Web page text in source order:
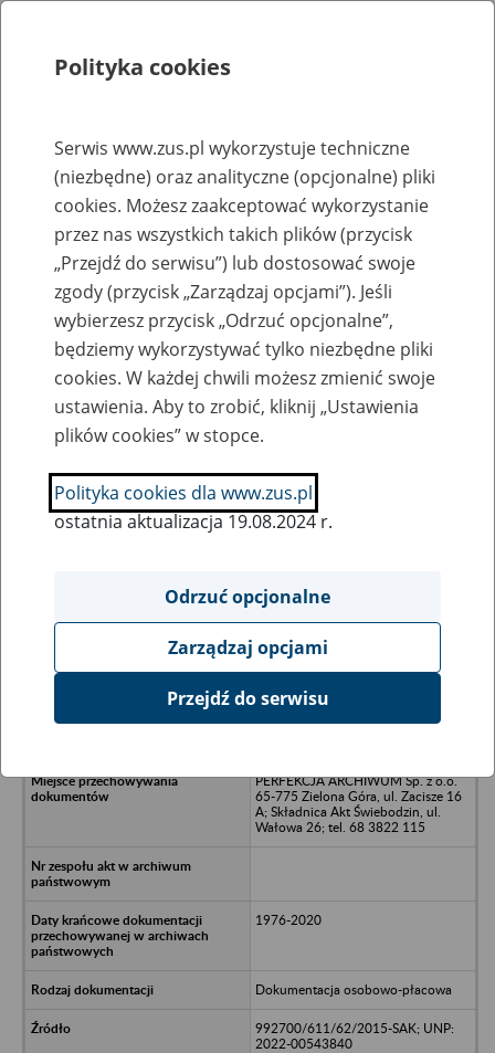
Rejestry, ewidencje i archiwa
Baza zlikwidowanych lub
przekształconych zakładów pracy
Nazwa zakładu pracy:
SZUKAJ
Ukryj wszystkie pozycje bazy
Spółdzielnia Rehabilitacyjna w
PERFEKCJA ARCHIWUM Sp. z o.o.
65-775 Zielona Góra, ul. Zacisze 16
A; Składnica Akt Świebodzin, ul.
Wałowa 26; tel. 68 3822 115
1976-2020
Dokumentacja osobowo-płacowa
992700/611/62/2015-SAK; UNP:
2022-00543840
Polityka cookies
Serwis www.zus.pl wykorzystuje techniczne
(niezbędne) oraz analityczne (opcjonalne) pliki
cookies. Możesz zaakceptować wykorzystanie
przez nas wszystkich takich plików (przycisk
„Przejdź do serwisu”) lub dostosować swoje
zgody (przycisk „Zarządzaj opcjami”). Jeśli
wybierzesz przycisk „Odrzuć opcjonalne”,
będziemy wykorzystywać tylko niezbędne pliki
cookies. W każdej chwili możesz zmienić swoje
ustawienia. Aby to zrobić, kliknij „Ustawienia
plików cookies” w stopce.
Polityka cookies dla www.zus.pl
ostatnia aktualizacja 19.08.2024 r.
Odrzuć opcjonalne
Zarządzaj opcjami
Przejdź do serwisu